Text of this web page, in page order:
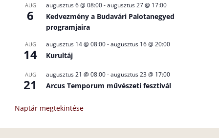
AUG
6
augusztus 6 @ 08:00-augusztus 27 @ 17:00
Kedvezmény a Budavári Palotanegyed
programjaira
AUG
14
augusztus 14 @ 08:00-augusztus 16 @ 20:00
Kurultáj
AUG
21
augusztus 21 @ 08:00-augusztus 23 @ 17:00
Arcus Temporum művészeti fesztivál
Naptár megtekintése